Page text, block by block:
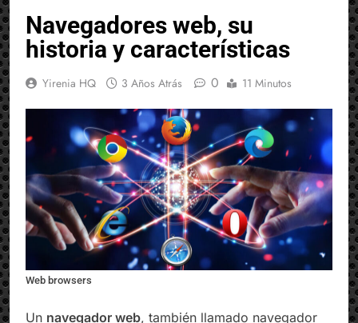
Navegadores web, su
historia y características